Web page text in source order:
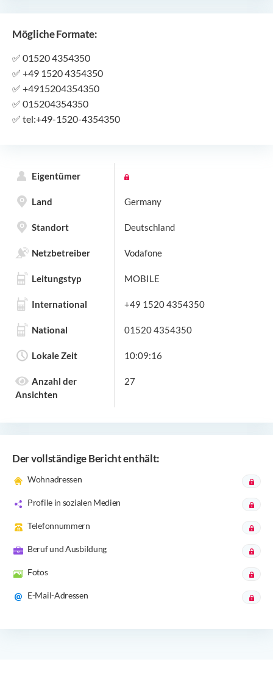
Mögliche Formate:
✅ 01520 4354350
✅ +49 1520 4354350
✅ +4915204354350
✅ 015204354350
✅ tel:+49-1520-4354350
Eigentümer
Land Germany
Standort Deutschland
Netzbetreiber Vodafone
Leitungstyp MOBILE
International +49 1520 4354350
National 01520 4354350
Lokale Zeit 10:09:16
Anzahl der
Ansichten
27
Der vollständige Bericht enthält:
Wohnadressen
Profile in sozialen Medien
Telefonnummern
Beruf und Ausbildung
Fotos
E-Mail-Adressen